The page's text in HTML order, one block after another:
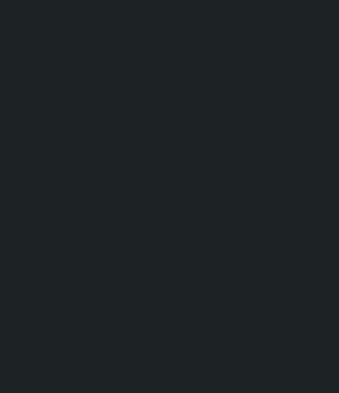
काठमाडौँ ।
फर्कँदै गरेका तथा घरमै
स्यालको आक्रमणबाट
स्यालको आक्रमणबाट